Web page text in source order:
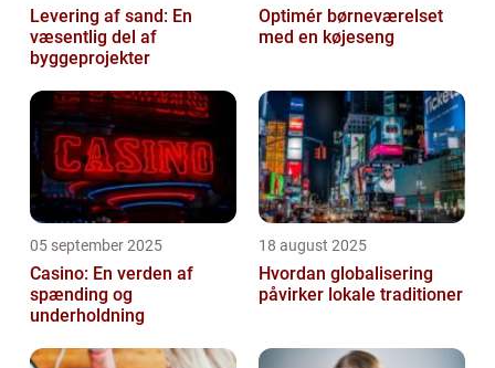
Levering af sand: En
væsentlig del af
byggeprojekter
Optimér børneværelset
med en køjeseng
05 september 2025
Casino: En verden af
spænding og
underholdning
18 august 2025
Hvordan globalisering
påvirker lokale traditioner